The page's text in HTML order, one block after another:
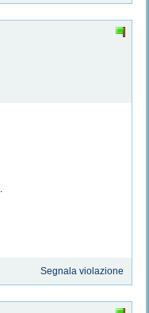
Segnala violazione